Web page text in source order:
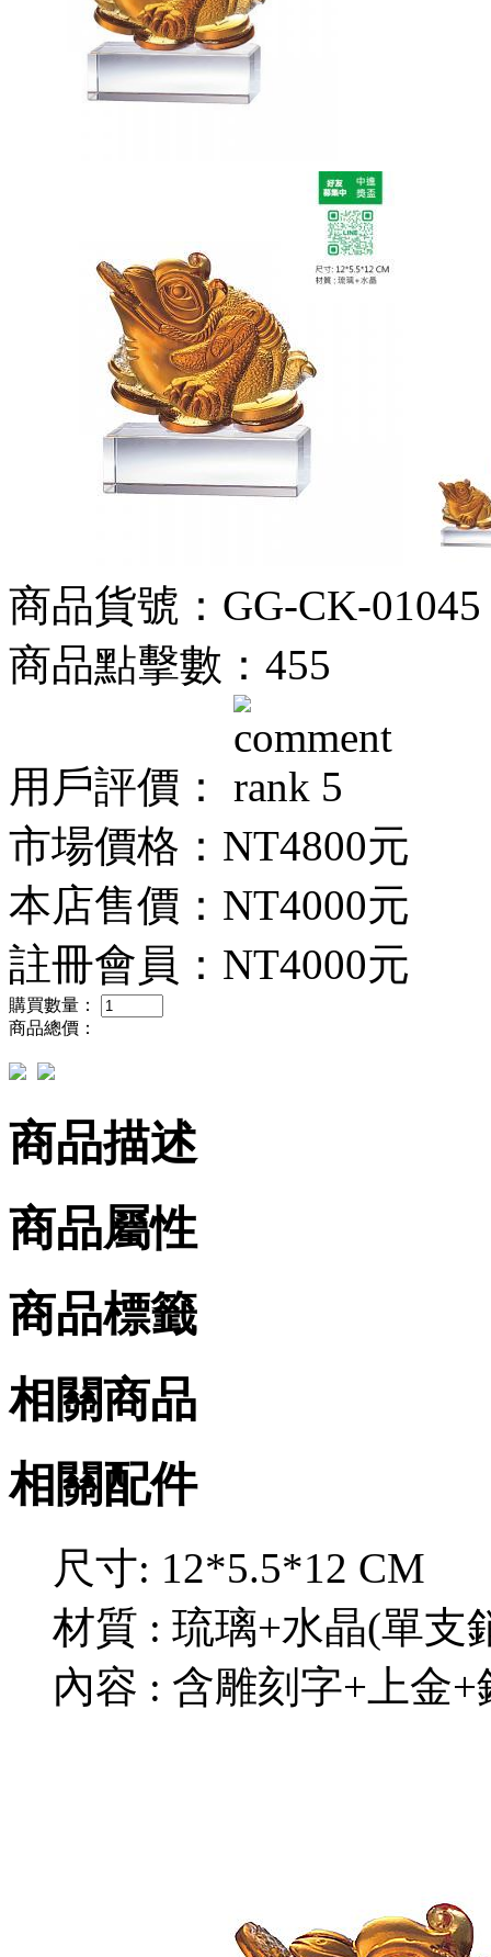
商品貨號：GG-CK-01045
商品點擊數：455
用戶評價：
市場價格： NT4800元
本店售價： NT4000元
註冊會員： NT4000元
購買數量：
商品總價：
商品描述
商品屬性
商品標籤
相關商品
相關配件
尺寸: 12*5.5*12 CM
材質 : 琉璃+水晶(單支
內容 : 含雕刻字+上金